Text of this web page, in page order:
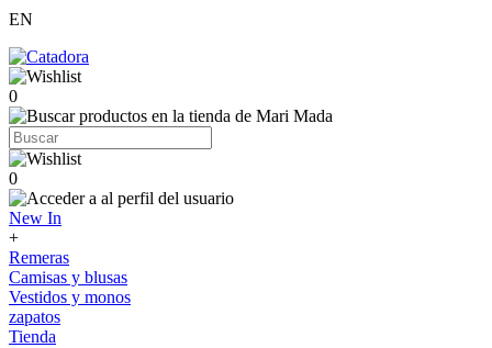
EN
0
0
New In
+
Remeras
Camisas y blusas
Vestidos y monos
zapatos
Tienda